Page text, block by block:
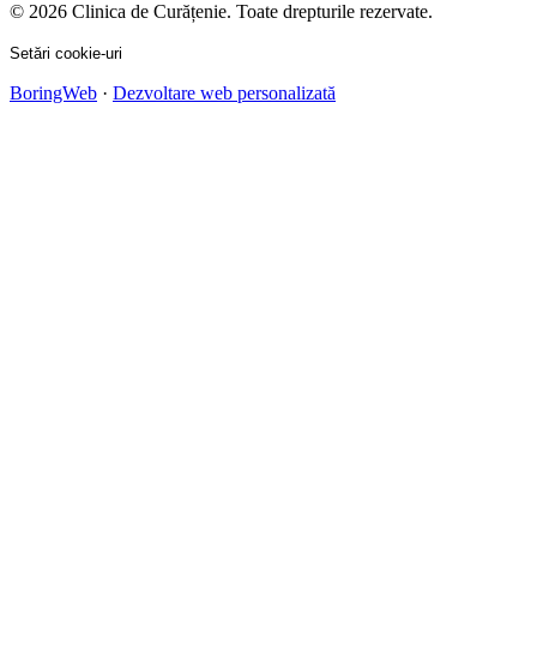
© 2026 Clinica de Curățenie. Toate drepturile rezervate.
Setări cookie-uri
BoringWeb · Dezvoltare web personalizată